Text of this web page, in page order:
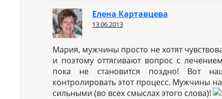
Елена Картавцева
13.06.2013
Мария, мужчины просто не хотят
и поэтому оттягивают вопрос с
пока не становится поздно! Вот
контролировать этот процесс. Мужчины
сильными (во всех смыслах этого слова)!